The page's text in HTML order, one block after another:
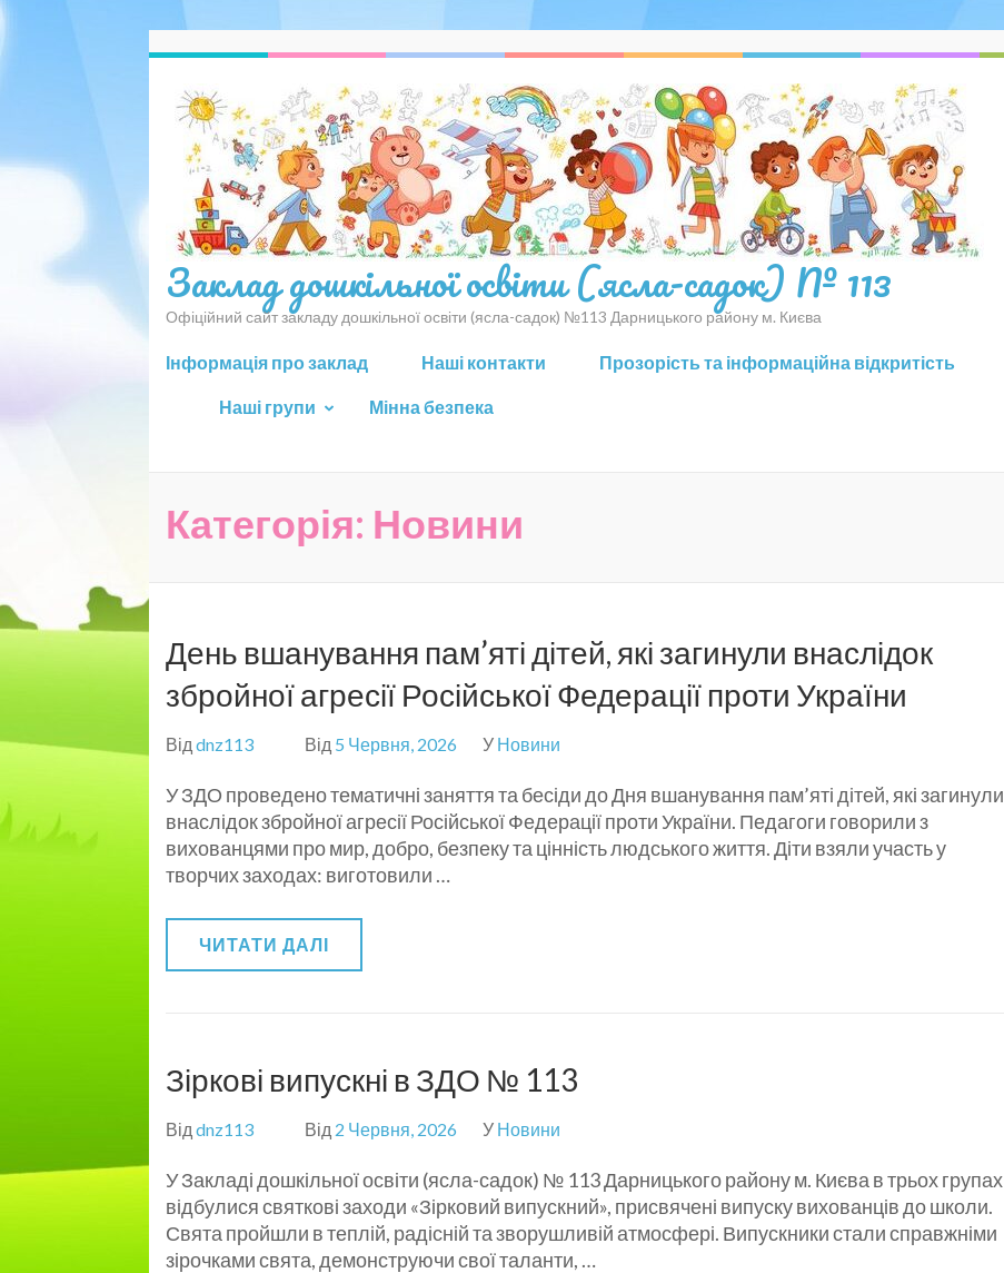
вмісту
(натисніть
Enter)
Заклад дошкільної освіти (ясла-садок) № 113
Офіційний сайт закладу дошкільної освіти (ясла-садок) №113 Дарницького району м. Києва
Інформація про заклад Наші контакти Прозорість та інформаційна відкритість
Наші групи Мінна безпека
Категорія: Новини
День вшанування пам’яті дітей, які загинули внаслідок
збройної агресії Російської Федерації проти України
Відdnz113 Від 5 Червня, 2026 У Новини
У ЗДО проведено тематичні заняття та бесіди до Дня вшанування пам’яті дітей, які загинули
внаслідок збройної агресії Російської Федерації проти України. Педагоги говорили з
вихованцями про мир, добро, безпеку та цінність людського життя. Діти взяли участь у
творчих заходах: виготовили …
ЧИТАТИ ДАЛІ
Зіркові випускні в ЗДО № 113
Відdnz113 Від 2 Червня, 2026 У Новини
У Закладі дошкільної освіти (ясла-садок) № 113 Дарницького району м. Києва в трьох групах
відбулися святкові заходи «Зірковий випускний», присвячені випуску вихованців до школи.
Свята пройшли в теплій, радісній та зворушливій атмосфері. Випускники стали справжніми
зірочками свята, демонструючи свої таланти, …